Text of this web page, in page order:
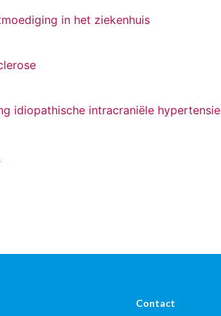
in het ziekenhuis
idiopathische intracraniële hypertensie
Contact